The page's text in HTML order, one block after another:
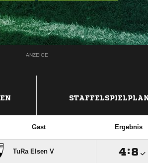
ANZEIGE
Gast Ergebnis
TuRa Elsen V :